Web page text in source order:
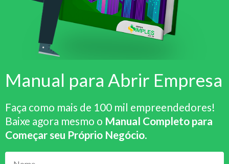
Manual para Abrir Empresa
Faça como mais de 100 mil empreendedores!
Baixe agora mesmo o Manual Completo para
Começar seu Próprio Negócio.